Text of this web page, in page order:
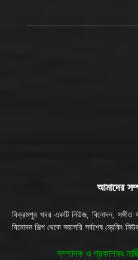
আমাদের
বিক্রমপুর খবর একটি নিউজ, বিনোদন,
বিনোদন শিল্প থেকে সরাসরি সর্বশেষ ব্রেকিং
সম্পাদক ও প্রকাশকঃ